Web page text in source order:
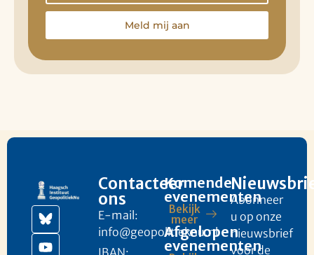
Meld mij aan
Contacteer
ons
E-mail:
info@geopolitieknu.nl
Komende
evenementen
Bekijk
meer
Afgelopen
evenementen
Abonneer
u op onze
nieuwsbrief
voor de